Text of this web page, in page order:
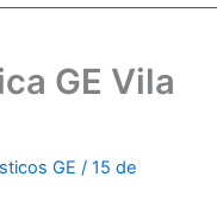
GE Vila
GE/15 de